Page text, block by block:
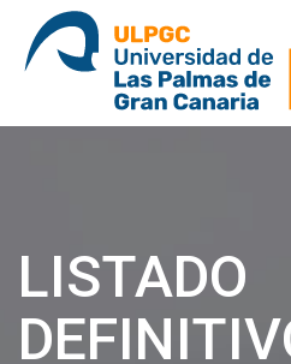
saltar
contenido
LISTADO